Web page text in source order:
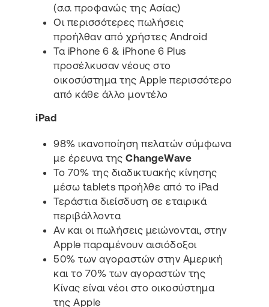
(σ.σ. προφανώς της Ασίας)
Οι περισσότερες πωλήσεις
προήλθαν από χρήστες Android
Τα iPhone 6 & iPhone 6 Plus
προσέλκυσαν νέους στο
οικοσύστημα της Apple περισσότερο
από κάθε άλλο μοντέλο
iPad
98% ικανοποίηση πελατών σύμφωνα
με έρευνα τηςChangeWave
Το 70% της διαδικτυακής κίνησης
μέσω tablets προήλθε από το iPad
Τεράστια διείσδυση σε εταιρικά
περιβάλλοντα
Αν και οι πωλήσεις μειώνονται, στην
Apple παραμένουν αισιόδοξοι
50% των αγοραστών στην Αμερική
και το 70% των αγοραστών της
Κίνας είναι νέοι στο οικοσύστημα
της Apple